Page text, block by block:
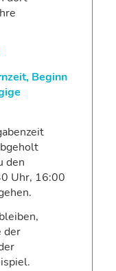
Beginn
den
Uhr, 16:00
der